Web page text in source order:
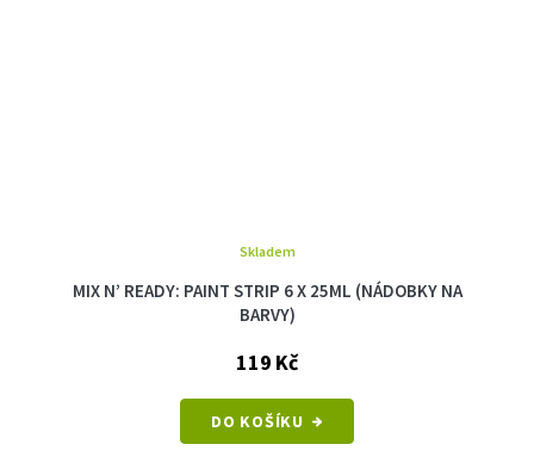
MIX N’ READY: PAINT STRIP 6 X 25ML (NÁDOBKY NA
BARVY)
Skladem
119 Kč
DO KOŠÍKU